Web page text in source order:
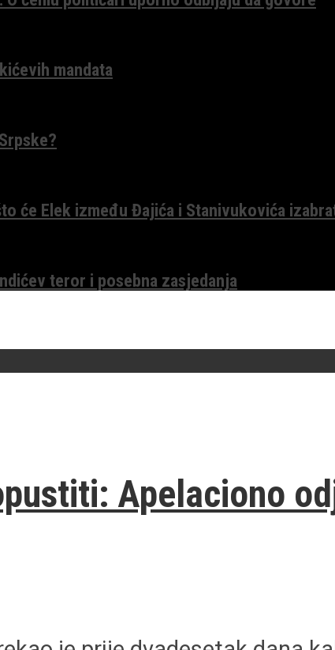
mandata
će Elek između Đajića i Stanivukovića
teror i posebna zasjedanja
Apelaciono